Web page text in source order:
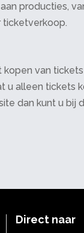
producties,
ticketverkoop.
van
u alleen
dan kunt u bij
Direct naar